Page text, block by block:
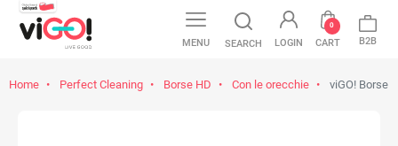
MENU SEARCH LOGIN CART
0
B2B
Home Perfect Cleaning Borse HD Con le orecchie viGO! Borse